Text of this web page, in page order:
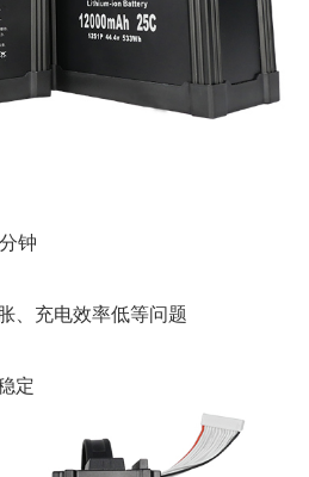
钟
充电效率低等问题
定